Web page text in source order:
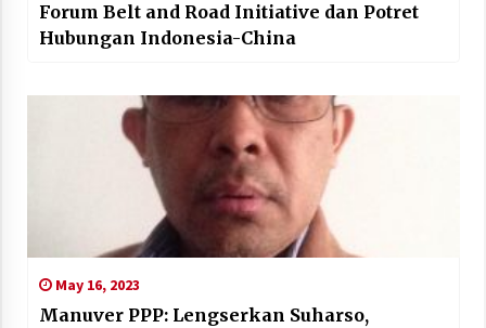
Forum Belt and Road Initiative dan Potret
Hubungan Indonesia-China
May 16, 2023
Manuver PPP: Lengserkan Suharso,